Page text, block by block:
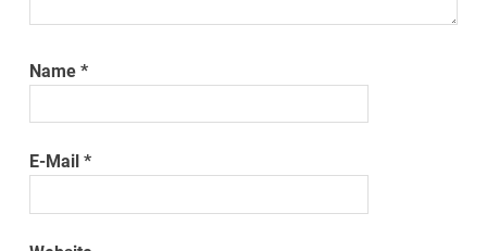
Name*
E-Mail*